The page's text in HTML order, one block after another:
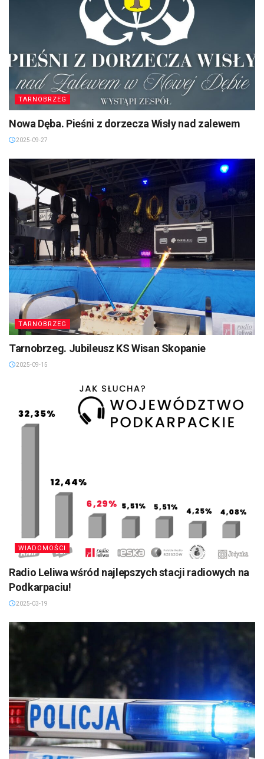
TARNOBRZEG
Nowa Dęba. Pieśni z dorzecza Wisły nad zalewem
2025-09-27
TARNOBRZEG
Tarnobrzeg. Jubileusz KS Wisan Skopanie
2025-09-15
WIADOMOŚCI
Radio Leliwa wśród najlepszych stacji radiowych na
Podkarpaciu!
2025-03-19